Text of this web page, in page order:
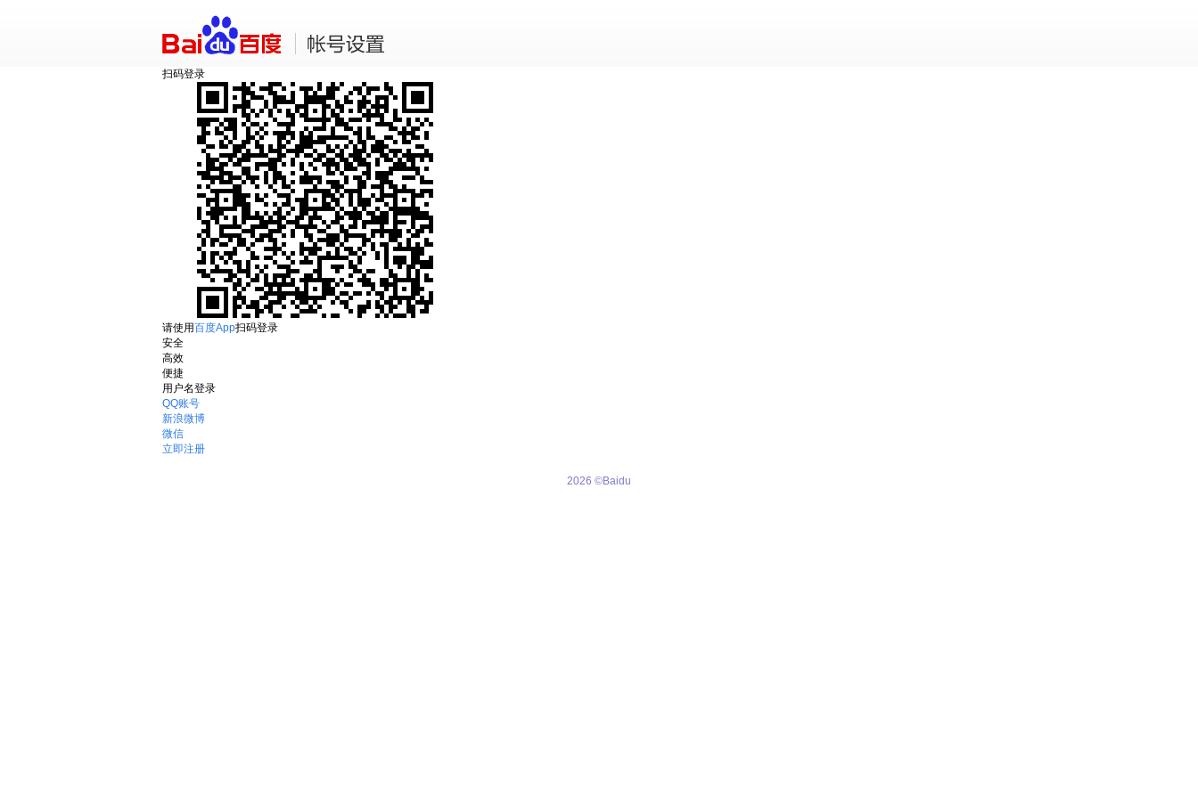
扫码登录
请使用百度App扫码登录
安全
高效
便捷
用户名登录
QQ账号
新浪微博
微信
立即注册
2026 ©Baidu